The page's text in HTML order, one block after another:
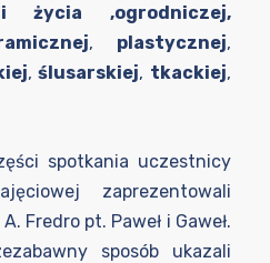
życia ,ogrodniczej,
, plastycznej,
,ślusarskiej, tkackiej,
spotkania uczestnicy
zaprezentowali
Fredro pt. Paweł i Gaweł.
sposób ukazali